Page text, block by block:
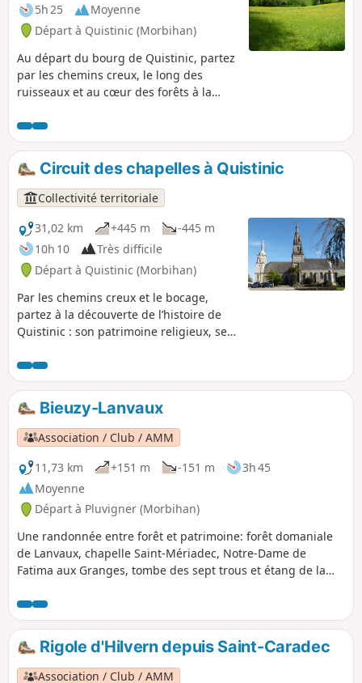
5h 25
Moyenne
Départ à Quistinic (Morbihan)
Au départ du bourg de Quistinic, partez
par les chemins creux, le long des
ruisseaux et au cœur des forêts à la
commune. Découvrez l’histoire de
Quistinic, ses chapelles, calvaires,
maisons rurales, moulins, etc. Ce
parcours reprend la partie Ouest du
Circuit des chapelles.
Circuit des chapelles à Quistinic
Collectivité territoriale
31,02 km
+445 m
-445 m
10h 10
Très difficile
Départ à Quistinic (Morbihan)
Par les chemins creux et le bocage,
partez à la découverte de l’histoire de
Quistinic : son patrimoine religieux, ses
Plongeant au cœur des forêts et des
landes, surplombant la Vallée du Blavet,
longeant les ruisseaux, vous serez
enchanté par la beauté des paysages.
Un parcours à faire, à la journée, avec
pique-nique.
Bieuzy-Lanvaux
Association / Club / AMM
11,73 km
+151 m -151 m
3h 45
Moyenne
Départ à Pluvigner (Morbihan)
Une randonnée entre forêt et patrimoine: forêt domaniale
de Lanvaux, chapelle Saint-Mériadec, Notre-Dame de
Fatima aux Granges, tombe des sept trous et étang de la
Rigole d'Hilvern depuis Saint-Caradec
Association / Club / AMM